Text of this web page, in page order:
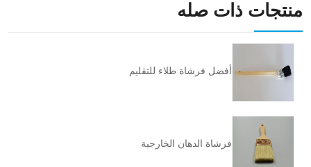
منتجات ذات صله
أفضل فرشاة طلاء للتقليم
فرشاة الدهان الخارجية